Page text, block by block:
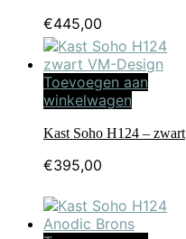
€445,00
Toevoegen aan
winkelwagen
Kast Soho H124 – zwart
€395,00